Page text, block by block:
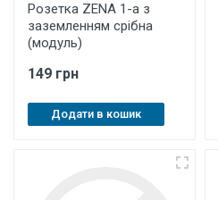
Розетка ZENA 1-а з
заземленням срібна
(модуль)
149 грн
Додати в кошик